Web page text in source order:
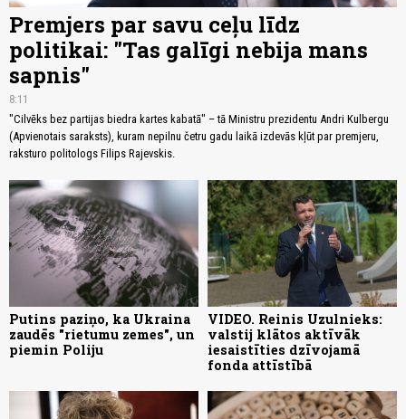
Premjers par savu ceļu līdz
politikai: "Tas galīgi nebija mans
sapnis"
8:11
"Cilvēks bez partijas biedra kartes kabatā" – tā Ministru prezidentu Andri Kulbergu
(Apvienotais saraksts), kuram nepilnu četru gadu laikā izdevās kļūt par premjeru,
raksturo politologs Filips Rajevskis.
Putins paziņo, ka Ukraina
zaudēs "rietumu zemes", un
piemin Poliju
VIDEO. Reinis Uzulnieks:
valstij klātos aktīvāk
iesaistīties dzīvojamā
fonda attīstībā